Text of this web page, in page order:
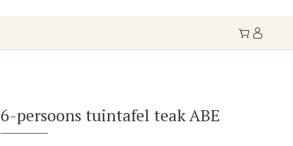
6-persoons tuintafel teak ABE